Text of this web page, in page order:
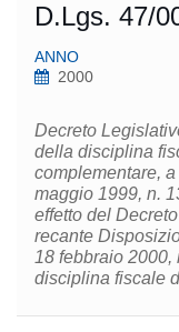
D.Lgs. 47/
ANNO
2000
Decreto
della disciplina
complementare,
maggio 1999, n.
effetto del
recante
18 febbraio 2000,
disciplina fiscale